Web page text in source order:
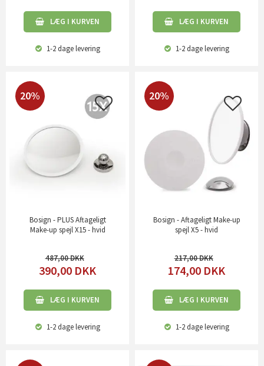
LÆG I KURVEN
1-2 dagelevering
LÆG I KURVEN
1-2 dagelevering
20%
Bosign - PLUS Aftageligt
Make-up spejl X15 - hvid
487,00
390,00 DKK
LÆG I KURVEN
1-2 dagelevering
20%
Bosign - Aftageligt Make-up
spejl X5 - hvid
217,00
174,00 DKK
LÆG I KURVEN
1-2 dagelevering